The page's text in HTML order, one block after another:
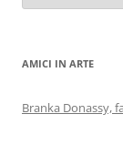
AMICI IN ARTE
Branka Donassy,